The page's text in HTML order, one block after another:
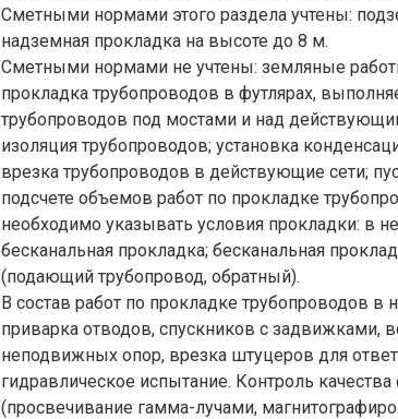
Сметными нормами этого раздела учтены:
надземная прокладка на высоте до 8 м.
Сметными нормами не учтены: земляные
прокладка трубопроводов в футлярах,
трубопроводов под мостами и над
изоляция трубопроводов; установка
врезка трубопроводов в действующие сети;
подсчете объемов работ по прокладке
необходимо указывать условия прокладки: в
бесканальная прокладка; бесканальная
(подающий трубопровод, обратный).
В состав работ по прокладке трубопроводов в
приварка отводов, спускников с задвижками,
неподвижных опор, врезка штуцеров для
гидравлическое испытание. Контроль
(просвечивание гамма-лучами,